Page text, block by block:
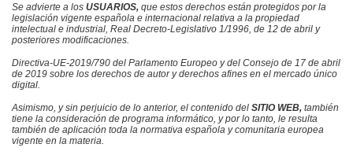
Se advierte a los USUARIOS, que estos derechos están protegidos por la
legislación vigente española e internacional relativa a la propiedad
intelectual e industrial, Real Decreto-Legislativo 1/1996, de 12 de abril y
posteriores modificaciones.
Directiva-UE-2019/790 del Parlamento Europeo y del Consejo de 17 de abril
de 2019 sobre los derechos de autor y derechos afines en el mercado único
digital.
Asimismo, y sin perjuicio de lo anterior, el contenido del SITIO WEB, también
tiene la consideración de programa informático, y por lo tanto, le resulta
también de aplicación toda la normativa española y comunitaria europea
vigente en la materia.